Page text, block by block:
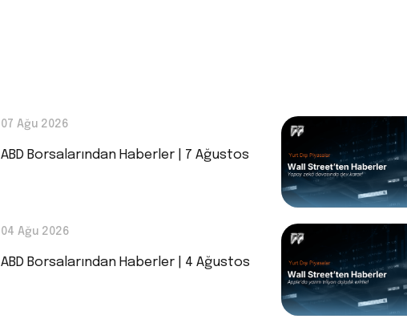
07 Ağu 2026
ABD Borsalarından Haberler | 7 Ağustos
04 Ağu 2026
ABD Borsalarından Haberler | 4 Ağustos